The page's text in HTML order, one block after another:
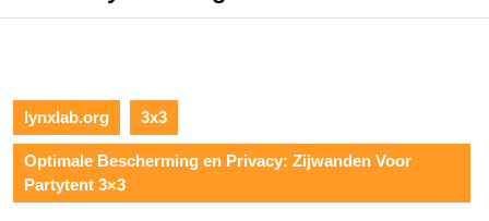
lynxlab.org 3x3
Optimale Bescherming en Privacy: Zijwanden Voor
Partytent 3×3